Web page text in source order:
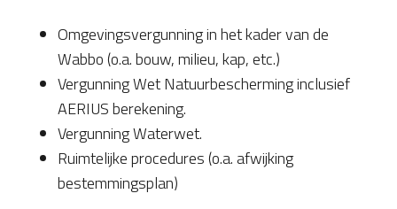
Omgevingsvergunning in het kader van de
Wabbo (o.a. bouw, milieu, kap, etc.)
Vergunning Wet Natuurbescherming inclusief
AERIUS berekening.
Vergunning Waterwet.
Ruimtelijke procedures (o.a. afwijking
bestemmingsplan)